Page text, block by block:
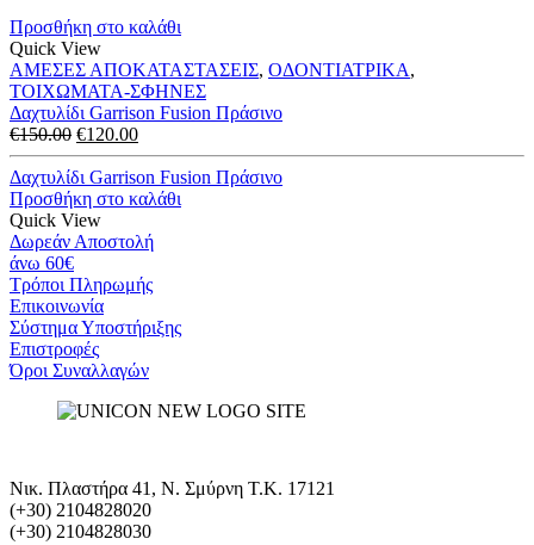
€120.00.
Προσθήκη στο καλάθι
Quick View
ΑΜΕΣΕΣ ΑΠΟΚΑΤΑΣΤΑΣΕΙΣ, ΟΔΟΝΤΙΑΤΡΙΚΑ,
ΤΟΙΧΩΜΑΤΑ-ΣΦΗΝΕΣ
Δαχτυλίδι Garrison Fusion Πράσινο
€150.00 Original
price
was:
€150.00.
€120.00Η
τρέχουσα
τιμή
είναι:
Δαχτυλίδι Garrison Fusion Πράσινο
Προσθήκη στο καλάθι
Quick View
Δωρεάν Αποστολή
άνω 60€
Τρόποι Πληρωμής
Eπικοινωνία
Σύστημα Υποστήριξης
Επιστροφές
Όροι Συναλλαγών
Νικ. Πλαστήρα 41, Ν. Σμύρνη T.K. 17121
(+30) 2104828020
(+30) 2104828030